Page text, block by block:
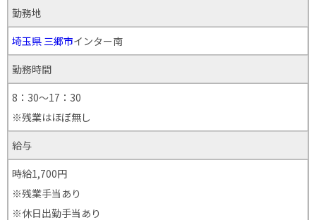
勤務地
埼玉県 三郷市インター南
勤務時間
8：30～17：30
※残業はほぼ無し
給与
時給1,700円
※残業手当あり
※休日出勤手当あり